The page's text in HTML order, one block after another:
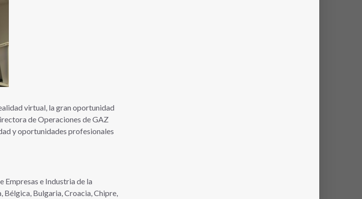
virtual, la gran oportunidad
de Operaciones de GAZ
y oportunidades profesionales
Empresas e Industria de la
Bélgica, Bulgaria, Croacia, Chipre,